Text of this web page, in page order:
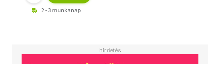
2 - 3 munkanap